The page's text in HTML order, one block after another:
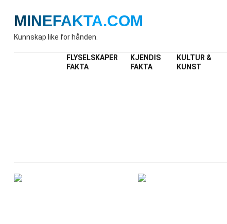
MINEFAKTA.COM
Kunnskap like for hånden.
FLYSELSKAPER
FAKTA
KJENDIS
FAKTA
KULTUR &
KUNST